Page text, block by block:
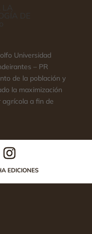
Universidad
– PR
de la población y
la maximización
agrícola a fin de
EDICIONES